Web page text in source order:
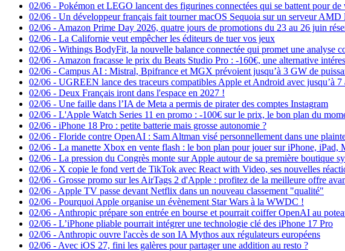
02/06 - Pokémon et LEGO lancent des figurines connectées qui se battent pour de
02/06 - Un développeur français fait tourner macOS Sequoia sur un serveur
02/06 - Amazon Prime Day 2026, quatre jours de promotions du 23 au 26 juin
02/06 - La Californie veut empêcher les éditeurs de tuer vos jeux
02/06 - Withings BodyFit, la nouvelle balance connectée qui promet une analyse
02/06 - Amazon fracasse le prix du Beats Studio Pro : -160€, une alternative
02/06 - Campus AI : Mistral, Bpifrance et MGX prévoient jusqu’à 3 GW de
02/06 - UGREEN lance des traceurs compatibles Apple et Android avec jusqu’à 7
02/06 - Deux Français iront dans l'espace en 2027 !
02/06 - Une faille dans l’IA de Meta a permis de pirater des comptes Instagram
02/06 - L'Apple Watch Series 11 en promo : -100€ sur le prix, le bon plan du
02/06 - iPhone 18 Pro : petite batterie mais grosse autonomie ?
02/06 - Floride contre OpenAI : Sam Altman visé personnellement dans une
02/06 - La manette Xbox en vente flash : le bon plan pour jouer sur iPhone, iPad,
02/06 - La pression du Congrès monte sur Apple autour de sa première boutique
02/06 - X copie le fond vert de TikTok avec React with Video, ses nouvelles
02/06 - Grosse promo sur les AirTags 2 d'Apple : profitez de la meilleure offre
02/06 - Apple TV passe devant Netflix dans un nouveau classement "qualité"
02/06 - Pourquoi Apple organise un évènement Star Wars à la WWDC !
02/06 - Anthropic prépare son entrée en bourse et pourrait coiffer OpenAI au
02/06 - L’iPhone pliable pourrait intégrer une technologie clé des iPhone 17 Pro
02/06 - Anthropic ouvre l'accès de son IA Mythos aux régulateurs européens
02/06 - Avec iOS 27, fini les galères pour partager une addition au resto ?